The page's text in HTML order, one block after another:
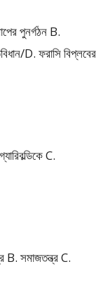
পুনর্গঠন B.
D. ফরাসি বিপ্লবের
C.
B. সমাজতন্ত্র C.